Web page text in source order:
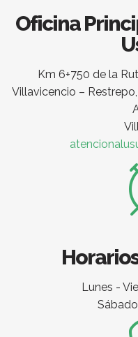
Oficina
Km 6+750 de la
Villavicencio –
Lunes -